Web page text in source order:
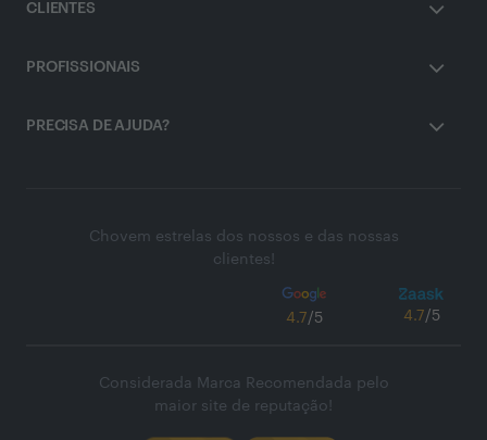
CLIENTES
PROFISSIONAIS
PRECISA DE AJUDA?
Chovem estrelas dos nossos e das nossas
clientes!
4.7/5 4.7/5
Considerada Marca Recomendada pelo
maior site de reputação!